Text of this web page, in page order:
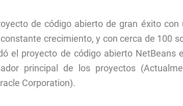
de código abierto de gran éxito con
crecimiento, y con cerca de 100
el proyecto de código abierto NetBeans
principal de los proyectos
Corporation).